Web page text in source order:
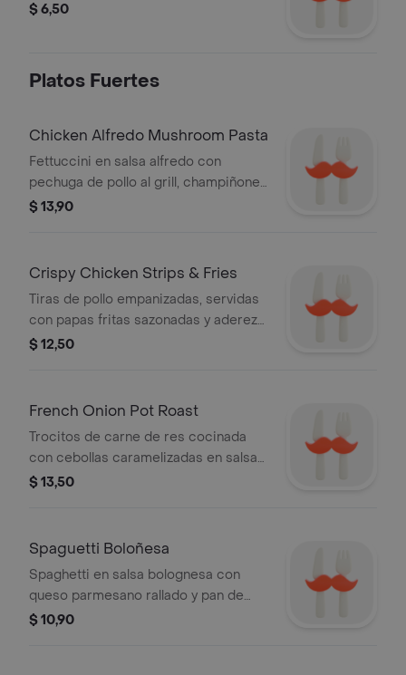
$ 6,50
Platos Fuertes
Chicken Alfredo Mushroom Pasta
Fettuccini en salsa alfredo con
pechuga de pollo al grill, champiñones
y queso parmesano rallado.
$ 13,90
Crispy Chicken Strips & Fries
Tiras de pollo empanizadas, servidas
con papas fritas sazonadas y aderezo
honey mustard.
$ 12,50
French Onion Pot Roast
Trocitos de carne de res cocinada
con cebollas caramelizadas en salsa
gravy de res, champiñones, puré de
$ 13,50
Spaguetti Boloñesa
Spaghetti en salsa bolognesa con
queso parmesano rallado y pan de
ajo.
$ 10,90